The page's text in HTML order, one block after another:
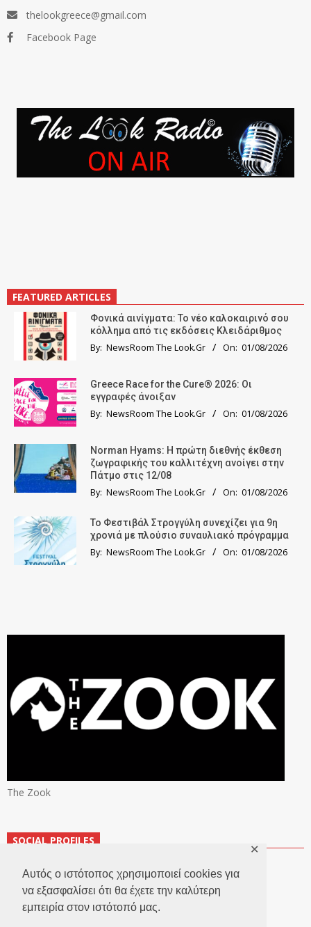
Αυτός ο ιστότοπος χρησιμοποιεί cookies για
να εξασφαλίσει ότι θα έχετε την καλύτερη
εμπειρία στον ιστότοπό μας.
✕
thelookgreece@gmail.com
Facebook Page
FEATURED ARTICLES
Φονικά αινίγματα: Το νέο καλοκαιρινό σου
κόλλημα από τις εκδόσεις Κλειδάριθμος
By: NewsRoom The Look.Gr On: 01/08/2026
Greece Race for the Cure® 2026: Οι
εγγραφές άνοιξαν
By: NewsRoom The Look.Gr On: 01/08/2026
Norman Hyams: Η πρώτη διεθνής έκθεση
ζωγραφικής του καλλιτέχνη ανοίγει στην
Πάτμο στις 12/08
By: NewsRoom The Look.Gr On: 01/08/2026
Το Φεστιβάλ Στρογγύλη συνεχίζει για 9η
χρονιά με πλούσιο συναυλιακό πρόγραμμα
By: NewsRoom The Look.Gr On: 01/08/2026
The Zook
SOCIAL PROFILES